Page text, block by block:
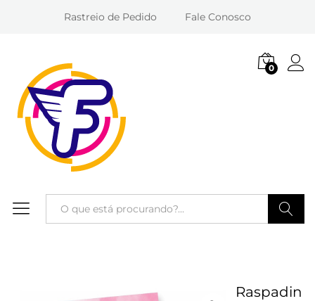
Rastreio de Pedido Fale Conosco
0
Raspadin